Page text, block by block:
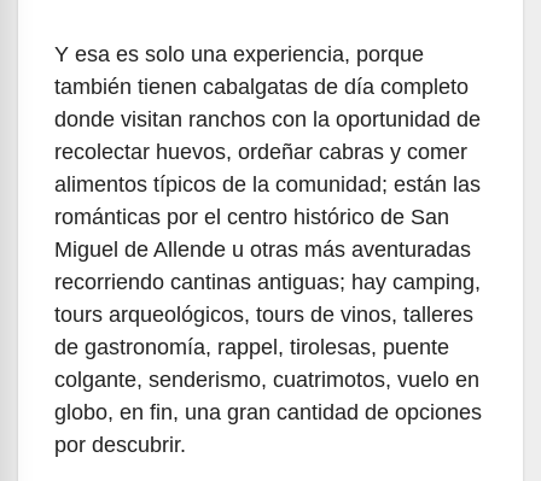
Y esa es solo una experiencia, porque
también tienen cabalgatas de día completo
donde visitan ranchos con la oportunidad de
recolectar huevos, ordeñar cabras y comer
alimentos típicos de la comunidad; están las
románticas por el centro histórico de San
Miguel de Allende u otras más aventuradas
recorriendo cantinas antiguas; hay camping,
tours arqueológicos, tours de vinos, talleres
de gastronomía, rappel, tirolesas, puente
colgante, senderismo, cuatrimotos, vuelo en
globo, en fin, una gran cantidad de opciones
por descubrir.